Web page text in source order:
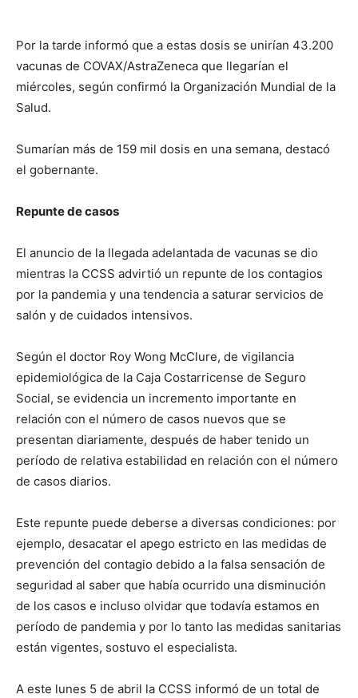
Por la tarde informó que a estas dosis se unirían 43.200
vacunas de COVAX/AstraZeneca que llegarían el
miércoles, según confirmó la Organización Mundial de la
Salud.
Sumarían más de 159 mil dosis en una semana, destacó
el gobernante.
Repunte de casos
El anuncio de la llegada adelantada de vacunas se dio
mientras la CCSS advirtió un repunte de los contagios
por la pandemia y una tendencia a saturar servicios de
salón y de cuidados intensivos.
Según el doctor Roy Wong McClure, de vigilancia
epidemiológica de la Caja Costarricense de Seguro
Social, se evidencia un incremento importante en
relación con el número de casos nuevos que se
presentan diariamente, después de haber tenido un
período de relativa estabilidad en relación con el número
de casos diarios.
Este repunte puede deberse a diversas condiciones: por
ejemplo, desacatar el apego estricto en las medidas de
prevención del contagio debido a la falsa sensación de
seguridad al saber que había ocurrido una disminución
de los casos e incluso olvidar que todavía estamos en
período de pandemia y por lo tanto las medidas sanitarias
están vigentes, sostuvo el especialista.
A este lunes 5 de abril la CCSS informó de un total de